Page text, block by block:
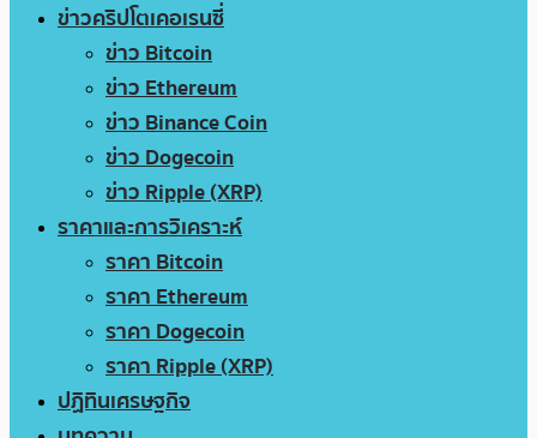
ข่าวคริปโตเคอเรนซี่
ข่าว Bitcoin
ข่าว Ethereum
ข่าว Binance Coin
ข่าว Dogecoin
ข่าว Ripple (XRP)
ราคาและการวิเคราะห์
ราคา Bitcoin
ราคา Ethereum
ราคา Dogecoin
ราคา Ripple (XRP)
ปฏิทินเศรษฐกิจ